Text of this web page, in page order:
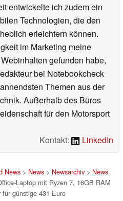
entwickelte ich zudem ein
Technologien, die den
erleichtern können.
im Marketing meine
gefunden habe,
bei Notebookcheck
Themen aus der
Außerhalb des Büros
für den Motorsport
Kontakt:
LinkedIn
News> News> Newsarchiv> News
Laptop mit Ryzen 7, 16GB RAM
für günstige 431 Euro